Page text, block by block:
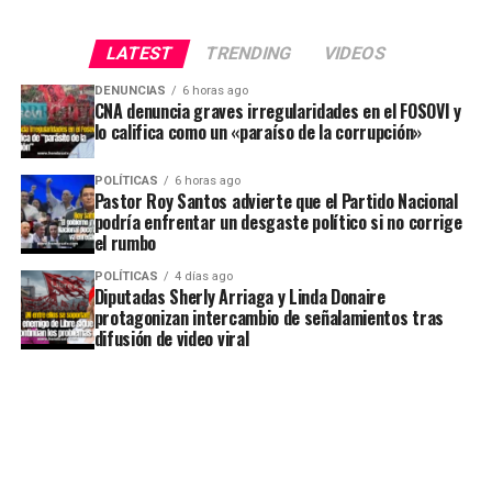
LATEST TRENDING VIDEOS
DENUNCIAS 6 horas ago
CNA denuncia graves irregularidades en el FOSOVI y
lo califica como un «paraíso de la corrupción»
POLÍTICAS 6 horas ago
Pastor Roy Santos advierte que el Partido Nacional
podría enfrentar un desgaste político si no corrige
el rumbo
POLÍTICAS 4 días ago
Diputadas Sherly Arriaga y Linda Donaire
protagonizan intercambio de señalamientos tras
difusión de video viral